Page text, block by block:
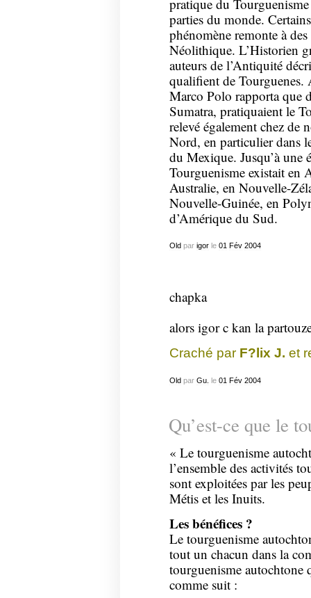
pratique du
parties du monde.
phénomène remonte à
Néolithique. L’Historien
auteurs de l’Antiquité
qualifient de
Marco Polo rapporta que
Sumatra, pratiquaient le
relevé également chez de
Nord, en particulier dans
du Mexique. Jusqu’à une
Tourguenisme existait en
Australie, en Nouvelle-
Nouvelle-Guinée, en
d’Amérique du Sud.
Oldpar igorle 01 Fév 2004
chapka
alors igor c kan la
Craché par F?lix J. et
Old par Gu. le 01 Fév 2004
Qu’est-ce que le
« Le tourguenisme
l’ensemble des activités
sont exploitées par les
Métis et les Inuits.
Les bénéfices ?
Le tourguenisme
tout un chacun dans la
tourguenisme autochtone
comme suit :